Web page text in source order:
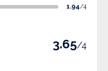
1.94/4
3.65/4